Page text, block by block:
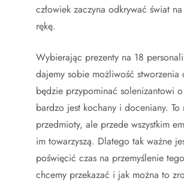
człowiek zaczyna odkrywać świat na
rękę.
Wybierając prezenty na 18
dajemy sobie możliwość stworzenia
będzie przypominać solenizantowi
bardzo jest kochany i doceniany. To
przedmioty, ale przede wszystkim
im towarzyszą. Dlatego tak ważne
poświęcić czas na przemyślenie
chcemy przekazać i jak można to